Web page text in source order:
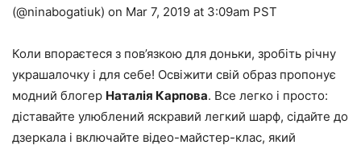
(@ninabogatiuk) on Mar 7, 2019 at 3:09am PST
Коли впораєтеся з пов’язкою для доньки, зробіть річну
украшалочку і для себе! Освіжити свій образ пропонує
модний блогер Наталія Карпова. Все легко і просто:
діставайте улюблений яскравий легкий шарф, сідайте до
дзеркала і включайте відео-майстер-клас, який